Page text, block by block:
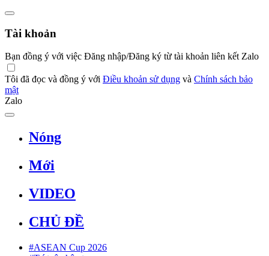
Tài khoản
Bạn đồng ý với việc Đăng nhập/Đăng ký từ tài khoản liên kết Zalo
Tôi đã đọc và đồng ý với Điều khoản sử dụng và Chính sách bảo
mật
Zalo
Nóng
Mới
VIDEO
CHỦ ĐỀ
#ASEAN Cup 2026